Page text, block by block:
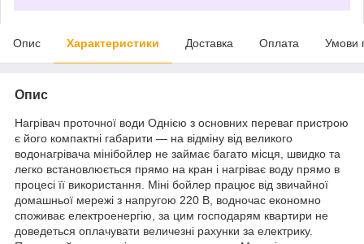
Опис Характеристики Доставка Оплата Умови
Опис
Нагрівач проточної води Однією з основних переваг пристрою
є його компактні габарити — на відміну від великого
водонагрівача мінібойлер не займає багато місця, швидко та
легко встановлюється прямо на кран і нагріває воду прямо в
процесі її використання. Міні бойлер працює від звичайної
домашньої мережі з напругою 220 В, водночас економно
споживає електроенергію, за цим господарям квартири не
доведеться оплачувати величезні рахунки за електрику.